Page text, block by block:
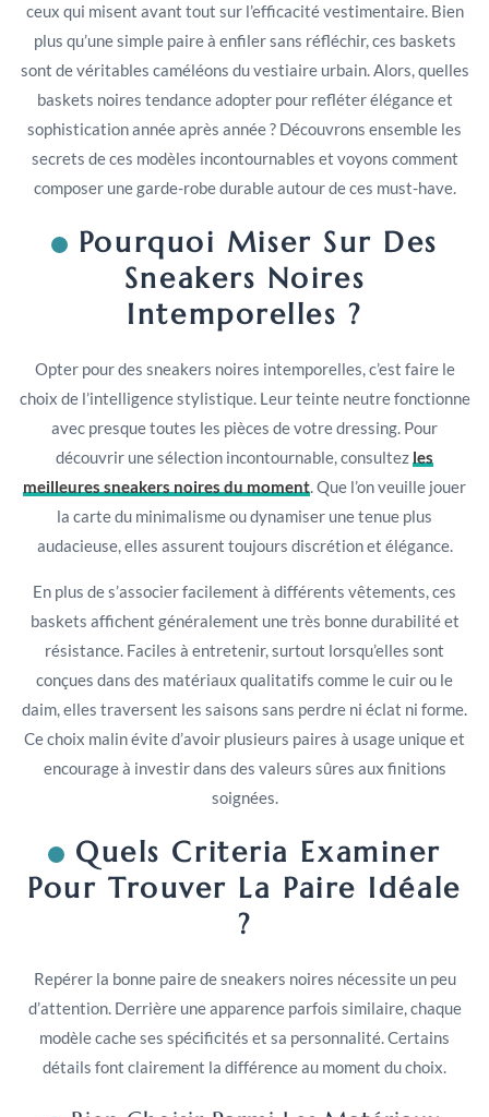
ceux qui misent avant tout sur l’efficacité vestimentaire. Bien
plus qu’une simple paire à enfiler sans réfléchir, ces baskets
sont de véritables caméléons du vestiaire urbain. Alors, quelles
baskets noires tendance adopter pour refléter élégance et
sophistication année après année ? Découvrons ensemble les
secrets de ces modèles incontournables et voyons comment
composer une garde-robe durable autour de ces must-have.
Pourquoi Miser Sur Des
Sneakers Noires
Intemporelles ?
Opter pour des sneakers noires intemporelles, c’est faire le
choix de l’intelligence stylistique. Leur teinte neutre fonctionne
avec presque toutes les pièces de votre dressing. Pour
découvrir une sélection incontournable, consultez les
meilleures sneakers noires du moment. Que l’on veuille jouer
la carte du minimalisme ou dynamiser une tenue plus
audacieuse, elles assurent toujours discrétion et élégance.
En plus de s’associer facilement à différents vêtements, ces
baskets affichent généralement une très bonne durabilité et
résistance. Faciles à entretenir, surtout lorsqu’elles sont
conçues dans des matériaux qualitatifs comme le cuir ou le
daim, elles traversent les saisons sans perdre ni éclat ni forme.
Ce choix malin évite d’avoir plusieurs paires à usage unique et
encourage à investir dans des valeurs sûres aux finitions
soignées.
Quels Criteria Examiner
Pour Trouver La Paire Idéale
?
Repérer la bonne paire de sneakers noires nécessite un peu
d’attention. Derrière une apparence parfois similaire, chaque
modèle cache ses spécificités et sa personnalité. Certains
détails font clairement la différence au moment du choix.